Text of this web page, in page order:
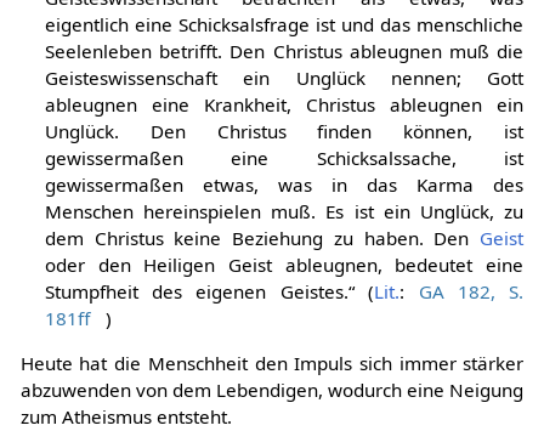
eigentlich eine Schicksalsfrage ist und das menschliche
Seelenleben betrifft. Den Christus ableugnen muß die
Geisteswissenschaft ein Unglück nennen; Gott
ableugnen eine Krankheit, Christus ableugnen ein
Unglück. Den Christus finden können, ist
gewissermaßen eine Schicksalssache, ist
gewissermaßen etwas, was in das Karma des
Menschen hereinspielen muß. Es ist ein Unglück, zu
dem Christus keine Beziehung zu haben. Den Geist
oder den Heiligen Geist ableugnen, bedeutet eine
Stumpfheit des eigenen Geistes.“ (Lit.: GA 182, S.
181ff
)
Heute hat die Menschheit den Impuls sich immer stärker
abzuwenden von dem Lebendigen, wodurch eine Neigung
zum Atheismus entsteht.